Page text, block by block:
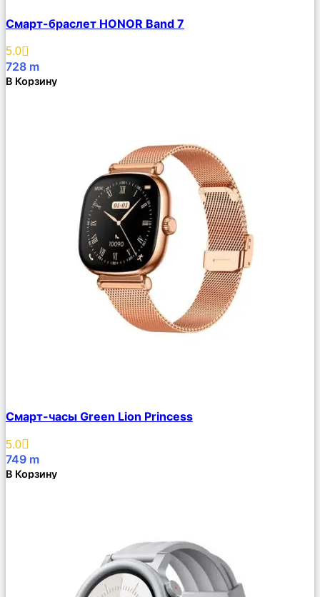
Описание
Избранное
Смарт-браслет HONOR Band 7
5.0
728 m
В Корзину
Описание
Избранное
Смарт-часы Green Lion Princess
5.0
749 m
В Корзину